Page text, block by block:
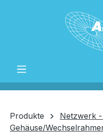
Zum Hauptinhalt springen
Produkte
Netzwerk
Gehäuse/